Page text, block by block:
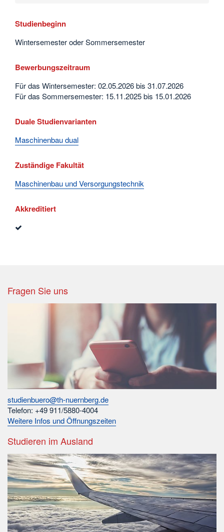
Studienbeginn
Wintersemester oder Sommersemester
Bewerbungszeitraum
Für das Wintersemester: 02.05.2026 bis 31.07.2026
Für das Sommersemester: 15.11.2025 bis 15.01.2026
Duale Studienvarianten
Maschinenbau dual
Zuständige Fakultät
Maschinenbau und Versorgungstechnik
Akkreditiert
Fragen Sie uns
studienbuero@th-nuernberg.de
Telefon: +49 911/5880-4004
Weitere Infos und Öffnungszeiten
Studieren im Ausland